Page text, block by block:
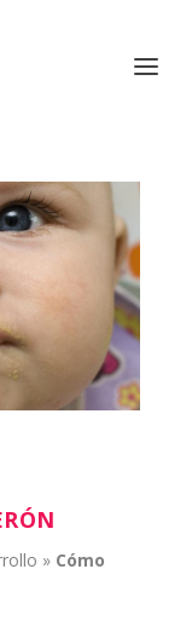
» Cómo